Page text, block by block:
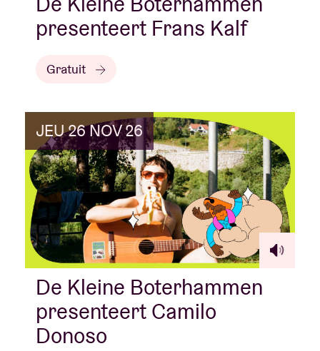
presenteert Frans Kalf
Gratuit
JEU 26 NOV 26
De Kleine Boterhammen
presenteert Camilo
Donoso